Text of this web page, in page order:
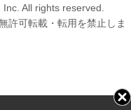
All rights reserved.
許可転載・転用を禁止しま